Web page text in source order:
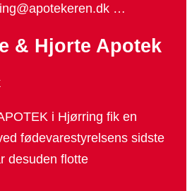
…
& Hjorte Apotek
i Hjørring fik en
fødevarestyrelsens sidste
desuden flotte